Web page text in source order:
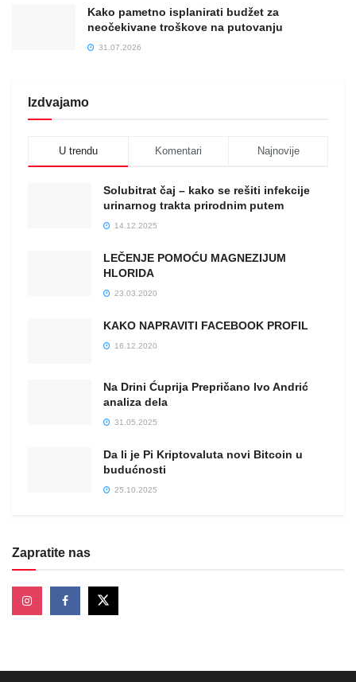
Kako pametno isplanirati budžet za
neočekivane troškove na putovanju
31.07.2026
Izdvajamo
U trendu Komentari Najnovije
Solubitrat čaj – kako se rešiti infekcije
urinarnog trakta prirodnim putem
14.12.2025
LEČENJE POMOĆU MAGNEZIJUM
HLORIDA
23.03.2020
KAKO NAPRAVITI FACEBOOK PROFIL
16.12.2020
Na Drini Ćuprija Prepričano Ivo Andrić
analiza dela
31.05.2025
Da li je Pi Kriptovaluta novi Bitcoin u
budućnosti
25.10.2025
Zapratite nas